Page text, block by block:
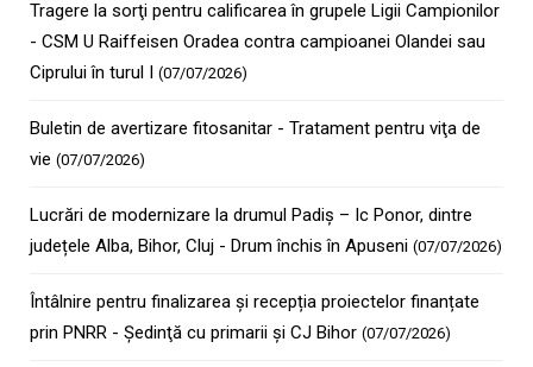
Tragere la sorţi pentru calificarea în grupele Ligii Campionilor
- CSM U Raiffeisen Oradea contra campioanei Olandei sau
Ciprului în turul I (07/07/2026)
Buletin de avertizare fitosanitar - Tratament pentru viţa de
vie (07/07/2026)
Lucrări de modernizare la drumul Padiş – Ic Ponor, dintre
județele Alba, Bihor, Cluj - Drum închis în Apuseni (07/07/2026)
Întâlnire pentru finalizarea și recepția proiectelor finanțate
prin PNRR - Şedinţă cu primarii şi CJ Bihor (07/07/2026)